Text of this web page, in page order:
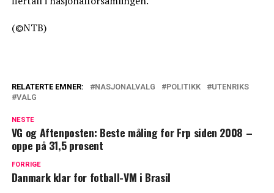
(©NTB)
RELATERTE EMNER: NASJONALVALG POLITIKK
UTENRIKS
VALG
NESTE
VG og Aftenposten: Beste måling for Frp siden 2008 –
oppe på 31,5 prosent
FORRIGE
Danmark klar for fotball-VM i Brasil